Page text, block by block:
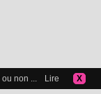
ou non ... Lire X